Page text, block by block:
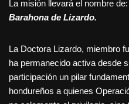
La misión llevará el nombre de:
Barahona de Lizardo.
La Doctora Lizardo, miembro
ha permanecido activa desde
participación un pilar
hondureños a quienes